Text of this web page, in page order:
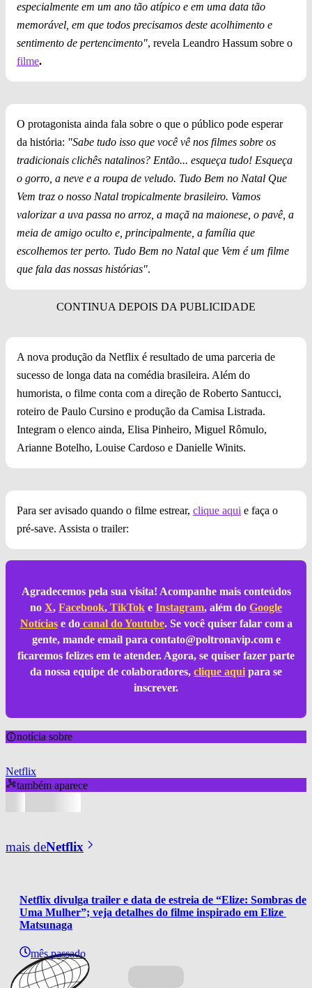
especialmente em um ano tão atípico e em uma data tão
memorável, em que todos precisamos deste acolhimento e
sentimento de pertencimento", revela Leandro Hassum sobre o
filme.
O protagonista ainda fala sobre o que o público pode esperar
da história: "Sabe tudo isso que você vê nos filmes sobre os
tradicionais clichês natalinos? Então... esqueça tudo! Esqueça
o gorro, a neve e a roupa de veludo. Tudo Bem no Natal Que
Vem traz o nosso Natal tropicalmente brasileiro. Vamos
valorizar a uva passa no arroz, a maçã na maionese, o pavê, a
meia de amigo oculto e, principalmente, a família que
escolhemos ter perto. Tudo Bem no Natal que Vem é um filme
que fala das nossas histórias".
A nova produção da Netflix é resultado de uma parceria de
sucesso de longa data na comédia brasileira. Além do
humorista, o filme conta com a direção de Roberto Santucci,
roteiro de Paulo Cursino e produção da Camisa Listrada.
Integram o elenco ainda, Elisa Pinheiro, Miguel Rômulo,
Arianne Botelho, Louise Cardoso e Danielle Winits.
Para ser avisado quando o filme estrear, clique aqui e faça o
pré-save. Assista o trailer:
Agradecemos pela sua visita! Acompanhe mais conteúdos
no X, Facebook, TikTok e Instagram, além do Google
Notíciase docanal do Youtube. Se você quiser falar com a
gente, mande email para contato@poltronavip.come
ficaremos felizes em te atender. Agora, se quiser fazer parte
da nossa equipe de colaboradores, clique aqui para se
inscrever.
notícia sobre
Netflix
também aparece
mais deNetflix
Netflix divulga trailer e data de estreia de “Elize: Sombras de
Uma Mulher”; veja detalhes do filme inspirado em Elize
Matsunaga
mês passado